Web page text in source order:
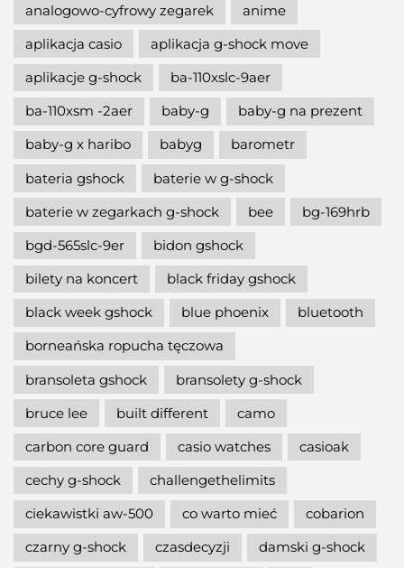
analogowo-cyfrowy zegarek
anime
aplikacja casio
aplikacja g-shock move
aplikacje g-shock
ba-110xslc-9aer
ba-110xsm -2aer
baby-g
baby-g na prezent
baby-g x haribo
babyg
barometr
bateria gshock
baterie w g-shock
baterie w zegarkach g-shock
bee
bg-169hrb
bgd-565slc-9er
bidon gshock
bilety na koncert
black friday gshock
black week gshock
blue phoenix
bluetooth
borneańska ropucha tęczowa
bransoleta gshock
bransolety g-shock
bruce lee
built different
camo
carbon core guard
casio watches
casioak
cechy g-shock
challengethelimits
ciekawistki aw-500
co warto mieć
cobarion
czarny g-shock
czasdecyzji
damski g-shock